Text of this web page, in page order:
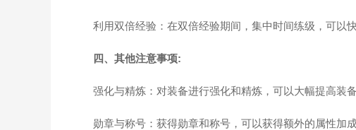
利用双倍经验：在双倍经验期间，集中时间练级，可以快
四、其他注意事项:
强化与精炼：对装备进行强化和精炼，可以大幅提高装备
勋章与称号：获得勋章和称号，可以获得额外的属性加成